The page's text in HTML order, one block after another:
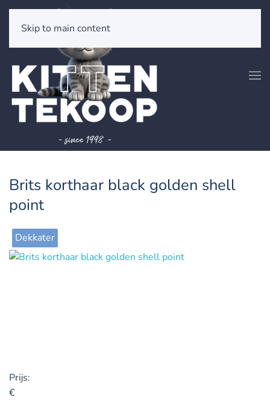
Skip to main content
Brits korthaar black golden shell
point
Dekkater
Prijs:
€